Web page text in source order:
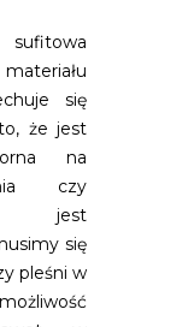
się
że jest
na
czy
jest
się
pleśni w